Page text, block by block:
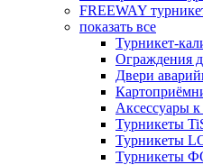
FREEWAY
показать все
Турникет-
Ограждения
Двери
Аксессуары
Турникеты
Турникеты
Турникеты